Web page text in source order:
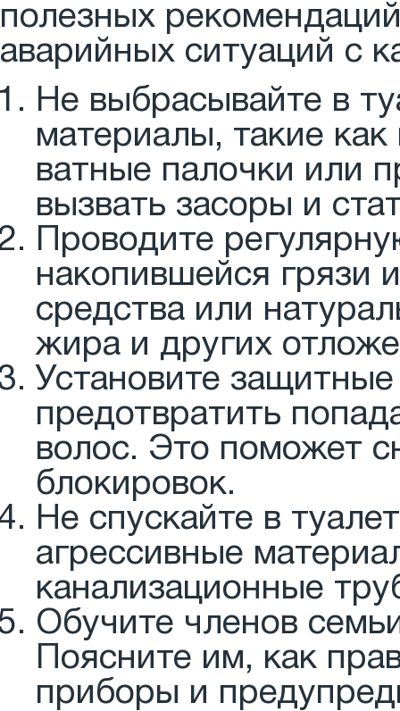
полезных
аварийных ситуаций с
Не выбрасывайте в
материалы, такие
ватные палочки или
вызвать засоры и
Проводите
накопившейся грязи
средства или
жира и других
Установите
предотвратить
волос. Это поможет
блокировок.
Не спускайте в
агрессивные
канализационные
Обучите членов
Поясните им, как
приборы и